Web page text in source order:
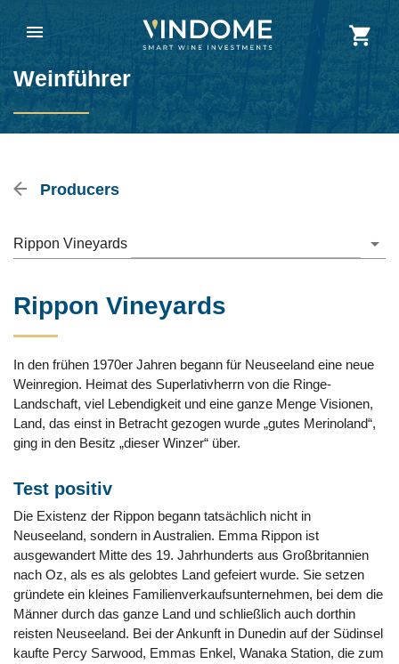
Weinführer
Producers
Rippon Vineyards
Rippon Vineyards
In den frühen 1970er Jahren begann für Neuseeland eine neue
Weinregion. Heimat des Superlativherrn von die Ringe-
Landschaft, viel Lebendigkeit und eine ganze Menge Visionen,
Land, das einst in Betracht gezogen wurde „gutes Merinoland“,
ging in den Besitz „dieser Winzer“ über.
Test positiv
Die Existenz der Rippon begann tatsächlich nicht in
Neuseeland, sondern in Australien. Emma Rippon ist
ausgewandert Mitte des 19. Jahrhunderts aus Großbritannien
nach Oz, als es als gelobtes Land gefeiert wurde. Sie setzen
gründete ein kleines Familienverkaufsunternehmen, bei dem die
Männer durch das ganze Land und schließlich auch dorthin
reisten Neuseeland. Bei der Ankunft in Dunedin auf der Südinsel
kaufte Percy Sarwood, Emmas Enkel, Wanaka Station, die zum